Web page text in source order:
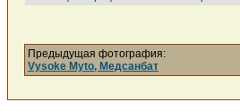
Предыдущая фотография:
Vysoke Myto, Медсанбат